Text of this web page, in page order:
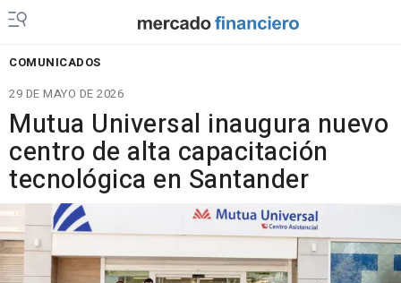
COMUNICADOS
29 DE MAYO DE 2026
Mutua Universal inaugura nuevo
centro de alta capacitación
tecnológica en Santander